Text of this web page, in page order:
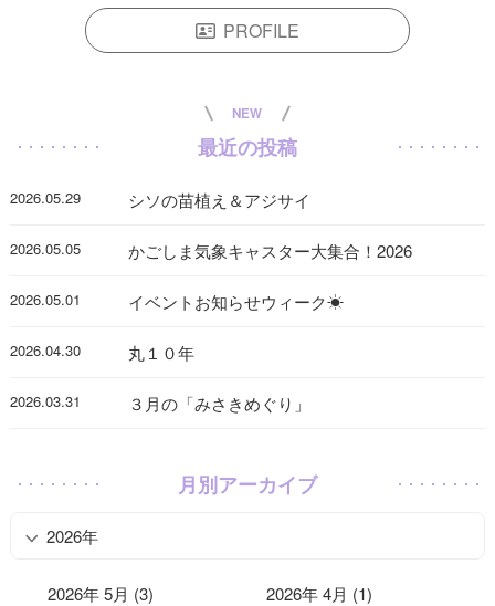
PROFILE
NEW
最近の投稿
2026.05.29 シソの苗植え＆アジサイ
2026.05.05 かごしま気象キャスター大集合！2026
2026.05.01 イベントお知らせウィーク☀
2026.04.30 丸１０年
2026.03.31 ３月の「みさきめぐり」
月別アーカイブ
2026年
2026年 5月 (3) 2026年 4月 (1)